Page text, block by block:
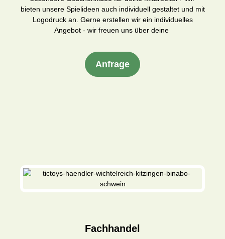
bieten unsere Spielideen auch individuell gestaltet und mit
Logodruck an. Gerne erstellen wir ein individuelles
Angebot - wir freuen uns über deine
Anfrage
Fachhandel